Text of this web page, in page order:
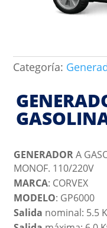
Categoría:
GENERADORA
MONOF. 110/220V
MARCA: CORVEX
MODELO: GP6000
Salida nominal: 5.5